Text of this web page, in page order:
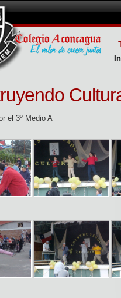
el 3º Medio A